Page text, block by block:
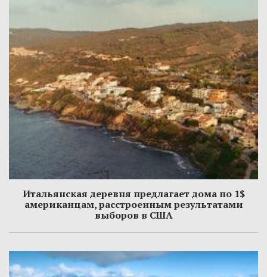
Итальянская деревня предлагает дома по 1$
американцам, расстроенным результатами
выборов в США